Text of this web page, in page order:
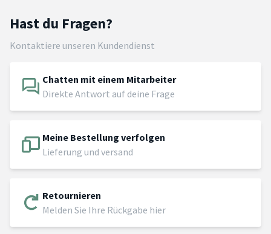
Hast du Fragen?
Kontaktiere unseren Kundendienst
Chatten mit einem Mitarbeiter
Direkte Antwort auf deine Frage
Meine Bestellung verfolgen
Lieferung und versand
Retournieren
Melden Sie Ihre Rückgabe hier